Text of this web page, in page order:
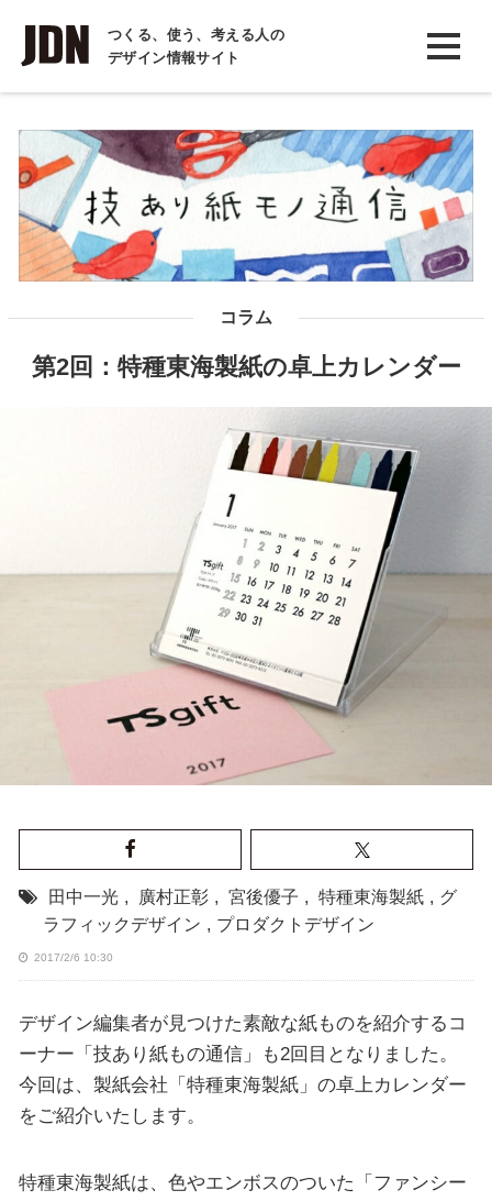
つくる、使う、考える人の
デザイン情報サイト
INTERVIEW
インタビュー
REPORT
レポート
COLUMN
コラム
コラム
第2回：特種東海製紙の卓上カレンダー
田中一光 , 廣村正彰 , 宮後優子 , 特種東海製紙 , グ
ラフィックデザイン , プロダクトデザイン
2017/2/6 10:30
デザイン編集者が見つけた素敵な紙ものを紹介するコ
ーナー「技あり紙もの通信」も2回目となりました。
今回は、製紙会社「特種東海製紙」の卓上カレンダー
をご紹介いたします。
特種東海製紙は、色やエンボスのついた「ファンシー